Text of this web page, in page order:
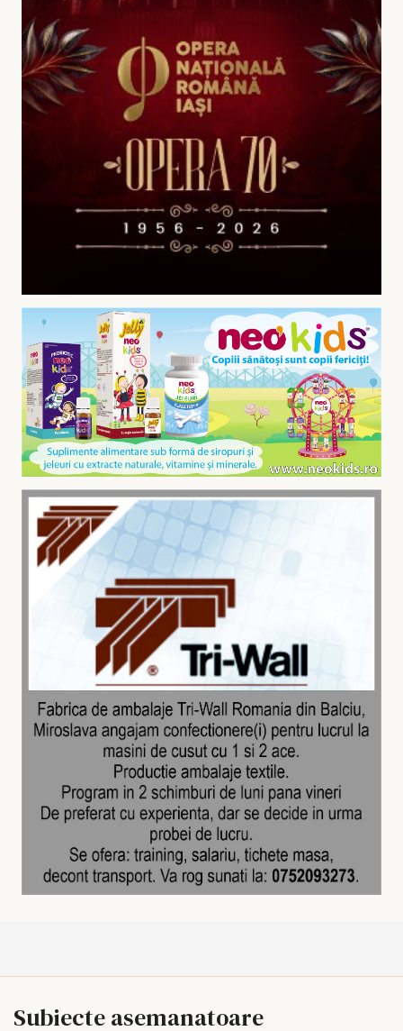
Subiecte asemanatoare